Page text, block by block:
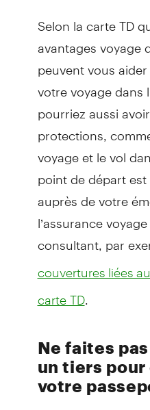
Selon la carte TD
avantages voyage
peuvent vous
votre voyage dans
pourriez aussi
protections,
voyage et le vol
point de départ
auprès de votre
l’assurance
consultant, par
couvertures liées
carte TD.
Ne faites
un tiers pour
votre